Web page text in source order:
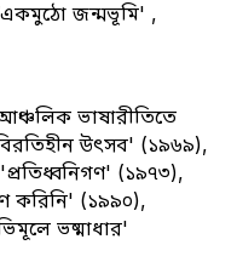
জন্মভূমি' ,
ভাষারীতিতে
উৎসব' (১৯৬৯),
(১৯৭৩),
করিনি' (১৯৯০),
ভষ্মাধার'